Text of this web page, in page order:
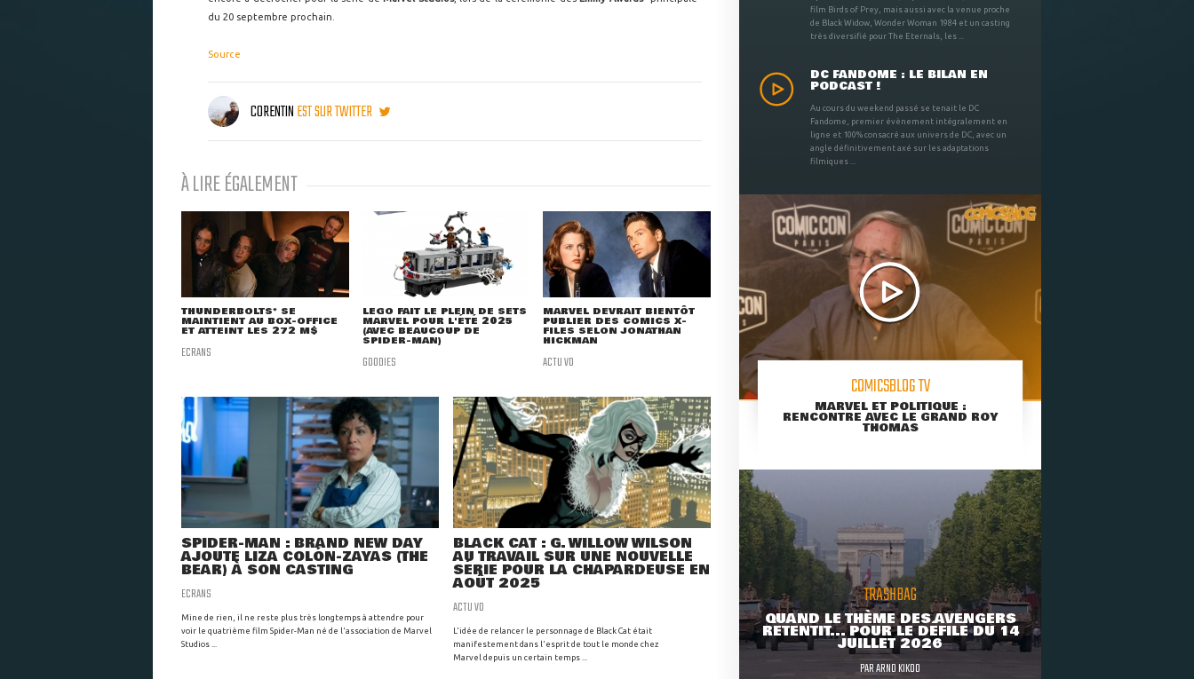
du 20 septembre prochain.
Source
CORENTINEST SUR TWITTER
À LIRE ÉGALEMENT
THUNDERBOLTS* SE
MAINTIENT AU BOX-OFFICE
ET ATTEINT LES 272 M$
ECRANS
LEGO FAIT LE PLEIN DE SETS
MARVEL POUR L'ÉTÉ 2025
(AVEC BEAUCOUP DE
SPIDER-MAN)
GOODIES
MARVEL DEVRAIT BIENTÔT
PUBLIER DES COMICS X-
FILES SELON JONATHAN
HICKMAN
ACTU VO
SPIDER-MAN : BRAND NEW DAY
AJOUTE LIZA COLÓN-ZAYAS (THE
BEAR) À SON CASTING
ECRANS
Mine de rien, il ne reste plus très longtemps à attendre pour
voir le quatrième film Spider-Man né de l'association de Marvel
Studios ...
BLACK CAT : G. WILLOW WILSON
AU TRAVAIL SUR UNE NOUVELLE
SÉRIE POUR LA CHAPARDEUSE EN
AOÛT 2025
ACTU VO
L'idée de relancer le personnage de Black Cat était
manifestement dans l'esprit de tout le monde chez
Marvel depuis un certain temps ...
film Birds of Prey, mais aussi avec la venue proche
de Black Widow, Wonder Woman 1984 et un casting
très diversifié pour The Eternals, les ...
DC FANDOME : LE BILAN EN
PODCAST !
Au cours du weekend passé se tenait le DC
Fandome, premier évènement intégralement en
ligne et 100% consacré aux univers de DC, avec un
angle définitivement axé sur les adaptations
filmiques ...
COMICSBLOG TV
MARVEL ET POLITIQUE :
RENCONTRE AVEC LE GRAND ROY
THOMAS
TRASHBAG
QUAND LE THÈME DES AVENGERS
RETENTIT... POUR LE DÉFILÉ DU 14
JUILLET 2026
PARARNO KIKOO